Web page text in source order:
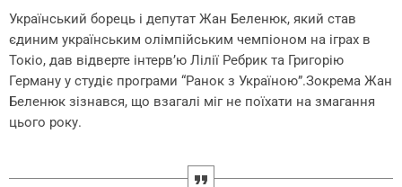
Український борець і депутат Жан Беленюк, який став
єдиним українським олімпійським чемпіоном на іграх в
Токіо, дав відверте інтерв’ю Лілії Ребрик та Григорію
Герману у студіє програми “Ранок з Україною”.Зокрема Жан
Беленюк зізнався, що взагалі міг не поїхати на змагання
цього року.